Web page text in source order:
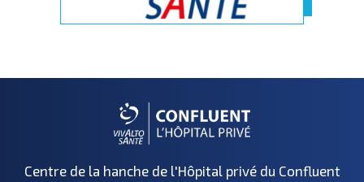
Centre de la hanche de l'Hôpital privé du Confluent